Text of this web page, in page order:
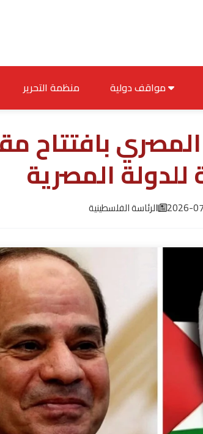
منظمة التحرير
بافتتاح
للدولة المصرية
2026- الرئاسة الفلسطينية